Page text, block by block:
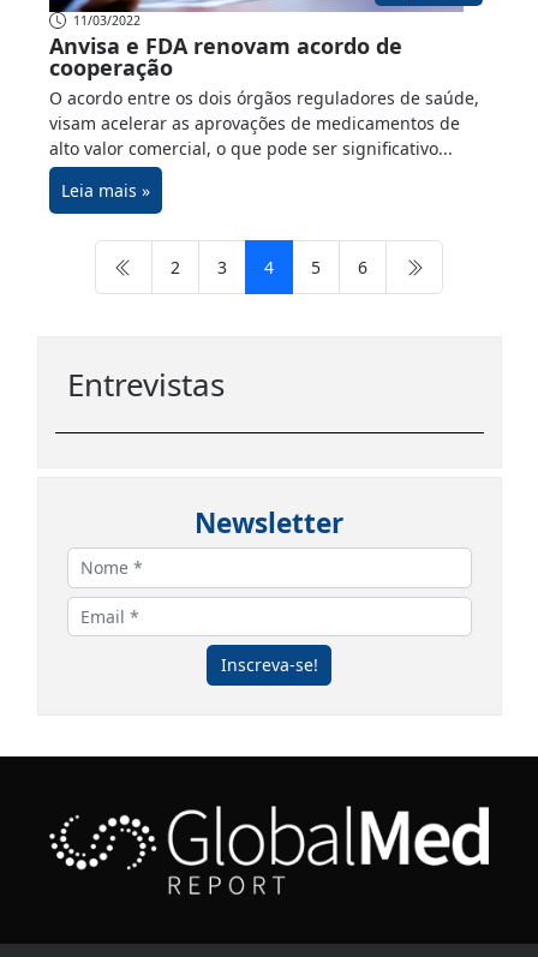
11/03/2022
Anvisa e FDA renovam acordo de
cooperação
O acordo entre os dois órgãos reguladores de saúde,
visam acelerar as aprovações de medicamentos de
alto valor comercial, o que pode ser significativo...
Leia mais »
2 3 4 5 6
Entrevistas
Newsletter
Inscreva-se!